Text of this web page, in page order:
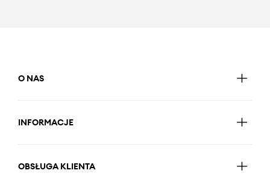
O NAS
INFORMACJE
OBSŁUGA KLIENTA